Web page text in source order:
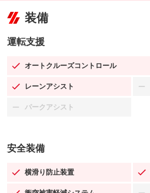
装備
運転支援
オートクルーズコントロール
：装備あり
レーンアシスト
：装備あり
パークアシスト
：装備なし
安全装備
横滑り防止装置
：装備あり